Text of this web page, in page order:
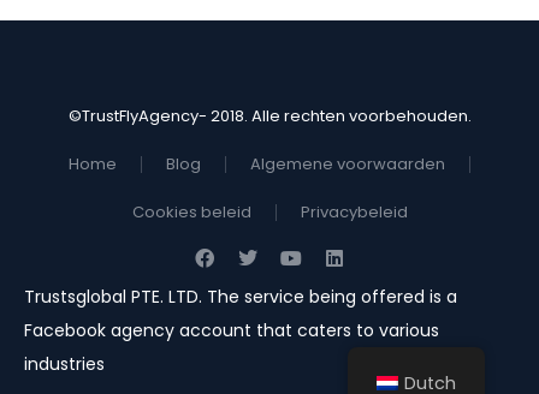
©TrustFlyAgency- 2018. Alle rechten voorbehouden.
Home Blog Algemene voorwaarden
Cookies beleid Privacybeleid
Trustsglobal PTE. LTD. The service being offered is a
Facebook agency account that caters to various
industries
Dutch